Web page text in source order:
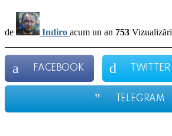
de Indiro acum un an 753 Vizualizări
FACEBOOK TWITTER
TELEGRAM